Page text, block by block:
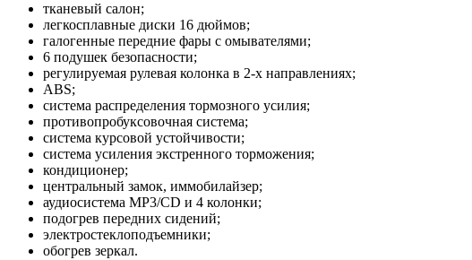
тканевый салон;
легкосплавные диски 16 дюймов;
галогенные передние фары с омывателями;
6 подушек безопасности;
регулируемая рулевая колонка в 2-х направлениях;
ABS;
система распределения тормозного усилия;
противопробуксовочная система;
система курсовой устойчивости;
система усиления экстренного торможения;
кондиционер;
центральный замок, иммобилайзер;
аудиосистема MP3/CD и 4 колонки;
подогрев передних сидений;
электростеклоподъемники;
обогрев зеркал.